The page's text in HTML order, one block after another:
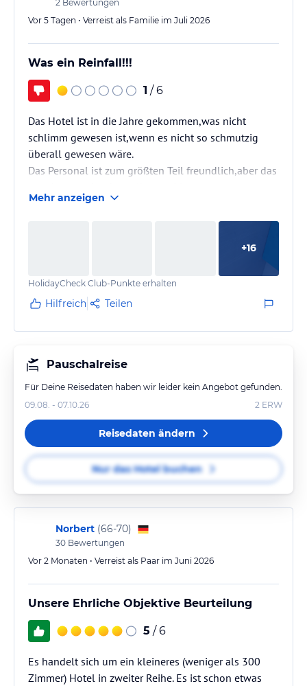
2 Bewertungen
Vor 5 Tagen • Verreist als Familie im Juli 2026
Was ein Reinfall!!!
1 / 6
Das Hotel ist in die Jahre gekommen,was nicht
schlimm gewesen ist,wenn es nicht so schmutzig
überall gewesen wäre.
Das Personal ist zum größten Teil freundlich,aber das
Das Essen war teilweise ungenießbar und es gab
jeden Tag das Gleiche.Einmal war tunesischer
Fisch isst.Als Deko hingen dort 2 tote Haie…am
nächsten Tag gab es mittags dann panierten Dornhai.
Die Tischdecken im Restaurant waren ständig
dreckig…genauso war es oft schwer…
Mehr anzeigen
+16
HolidayCheck Club-Punkte erhalten
Hilfreich Teilen
Pauschalreise
Für Deine Reisedaten haben wir leider kein Angebot gefunden.
09.08. - 07.10.26
2 ERW
Reisedaten ändern
Nur das Hotel buchen
Norbert (66-70)
30 Bewertungen
Vor 2 Monaten • Verreist als Paar im Juni 2026
Unsere Ehrliche Objektive Beurteilung
5 / 6
Es handelt sich um ein kleineres (weniger als 300
Zimmer) Hotel in zweiter Reihe. Es ist schon etwas